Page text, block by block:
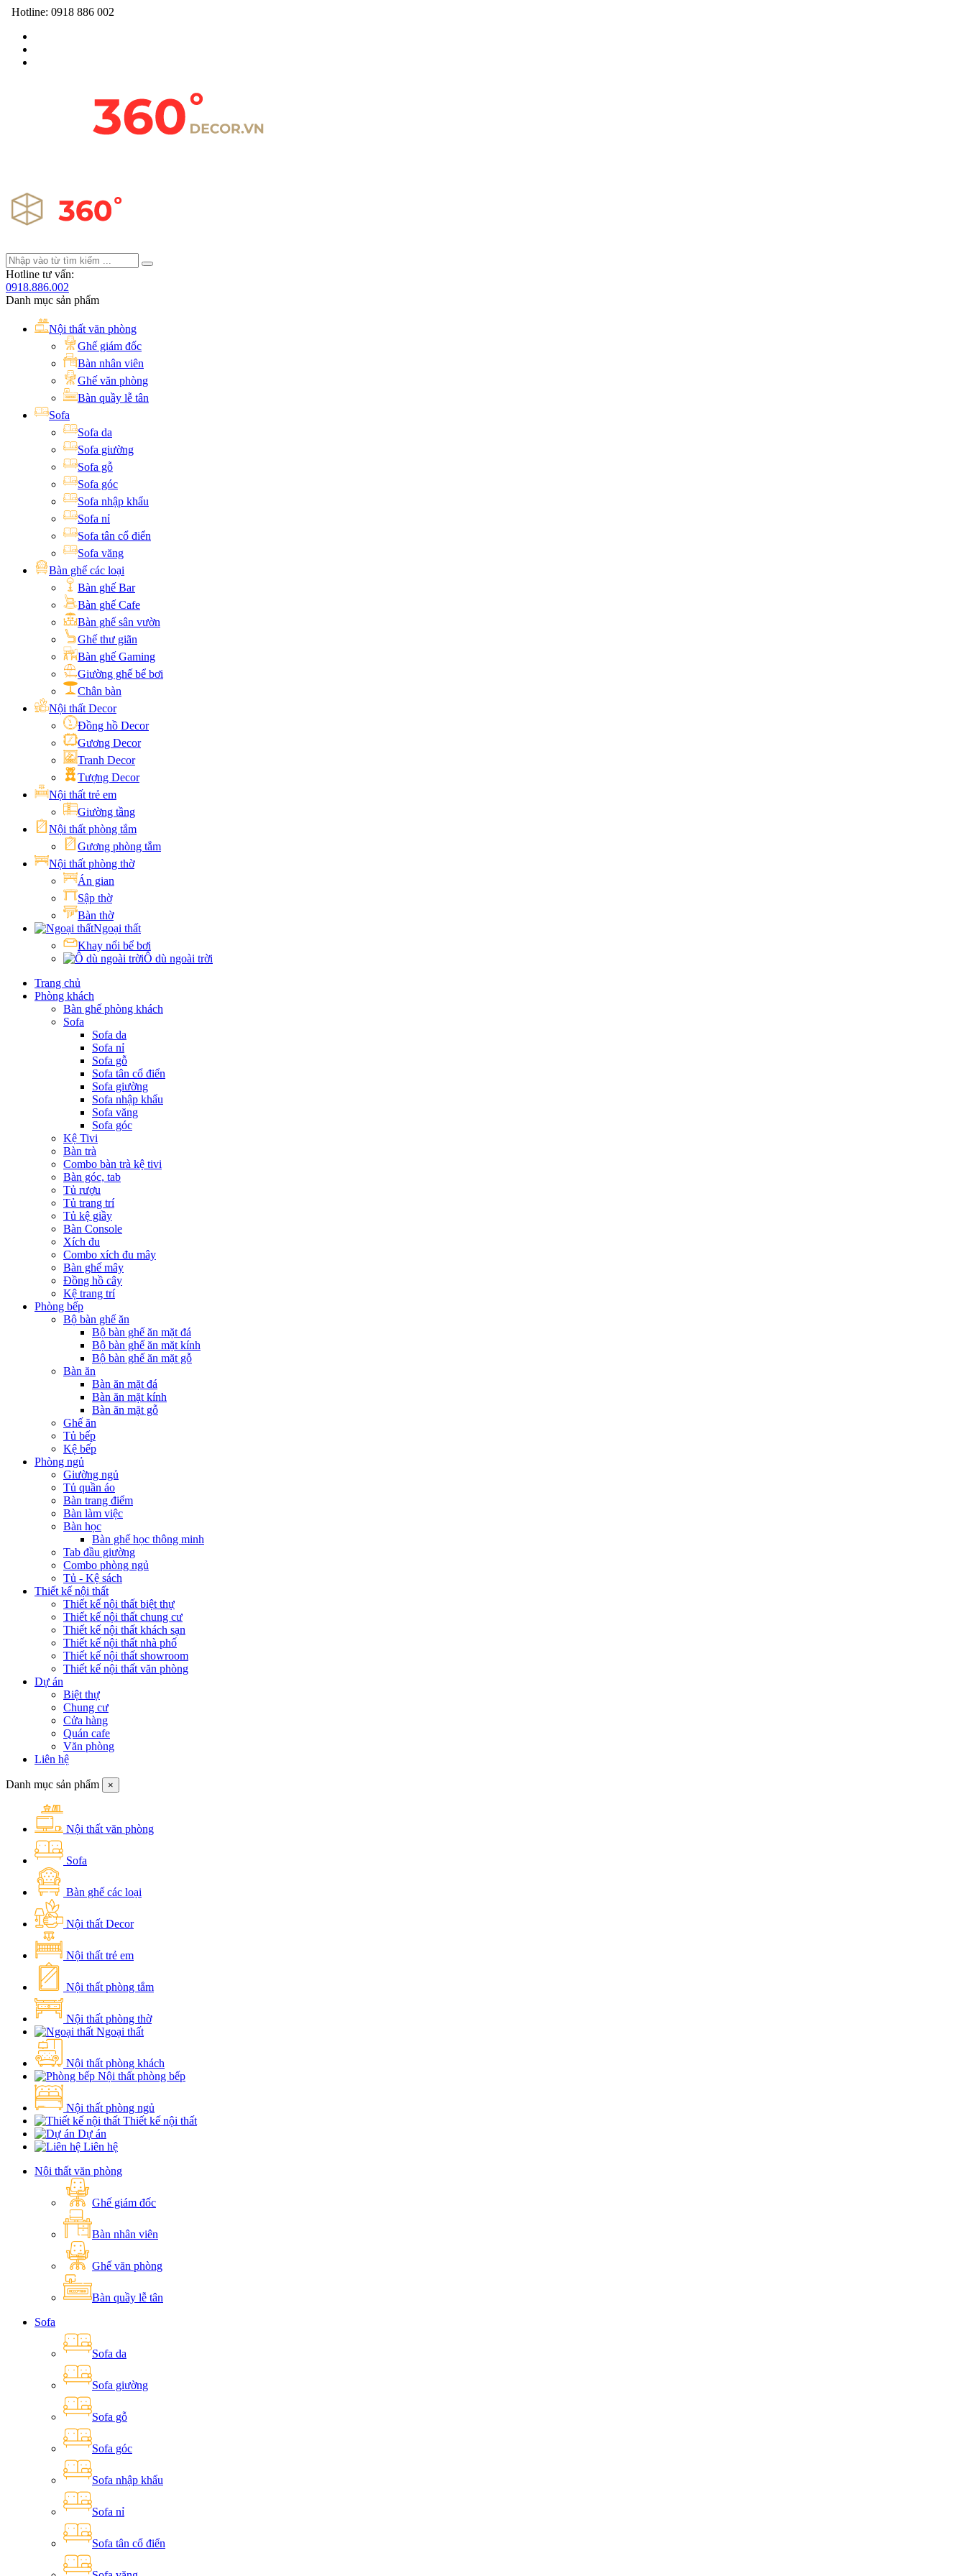
Hotline: 0918 886 002
Hotline tư vấn:
0918.886.002
Danh mục sản phẩm
Nội thất văn phòng
Ghế giám đốc
Bàn nhân viên
Ghế văn phòng
Bàn quầy lễ tân
Sofa
Sofa da
Sofa giường
Sofa gỗ
Sofa góc
Sofa nhập khẩu
Sofa nỉ
Sofa tân cổ điển
Sofa văng
Bàn ghế các loại
Bàn ghế Bar
Bàn ghế Cafe
Bàn ghế sân vườn
Ghế thư giãn
Bàn ghế Gaming
Giường ghế bể bơi
Chân bàn
Nội thất Decor
Đồng hồ Decor
Gương Decor
Tranh Decor
Tượng Decor
Nội thất trẻ em
Giường tầng
Nội thất phòng tắm
Gương phòng tắm
Nội thất phòng thờ
Án gian
Sập thờ
Bàn thờ
Ngoại thất
Khay nổi bể bơi
Ô dù ngoài trời
Trang chủ
Phòng khách
Bàn ghế phòng khách
Sofa
Sofa da
Sofa nỉ
Sofa gỗ
Sofa tân cổ điển
Sofa giường
Sofa nhập khẩu
Sofa văng
Sofa góc
Kệ Tivi
Bàn trà
Combo bàn trà kệ tivi
Bàn góc, tab
Tủ rượu
Tủ trang trí
Tủ kệ giầy
Bàn Console
Xích đu
Combo xích đu mây
Bàn ghế mây
Đồng hồ cây
Kệ trang trí
Phòng bếp
Bộ bàn ghế ăn
Bộ bàn ghế ăn mặt đá
Bộ bàn ghế ăn mặt kính
Bộ bàn ghế ăn mặt gỗ
Bàn ăn
Bàn ăn mặt đá
Bàn ăn mặt kính
Bàn ăn mặt gỗ
Ghế ăn
Tủ bếp
Kệ bếp
Phòng ngủ
Giường ngủ
Tủ quần áo
Bàn trang điểm
Bàn làm việc
Bàn học
Bàn ghế học thông minh
Tab đầu giường
Combo phòng ngủ
Tủ - Kệ sách
Thiết kế nội thất
Thiết kế nội thất biệt thự
Thiết kế nội thất chung cư
Thiết kế nội thất khách sạn
Thiết kế nội thất nhà phố
Thiết kế nội thất showroom
Thiết kế nội thất văn phòng
Dự án
Biệt thự
Chung cư
Cửa hàng
Quán cafe
Văn phòng
Liên hệ
Danh mục sản phẩm ×
Nội thất văn phòng
Sofa
Bàn ghế các loại
Nội thất Decor
Nội thất trẻ em
Nội thất phòng tắm
Nội thất phòng thờ
Ngoại thất
Nội thất phòng khách
Nội thất phòng bếp
Nội thất phòng ngủ
Thiết kế nội thất
Dự án
Liên hệ
Nội thất văn phòng
Ghế giám đốc
Bàn nhân viên
Ghế văn phòng
Bàn quầy lễ tân
Sofa
Sofa da
Sofa giường
Sofa gỗ
Sofa góc
Sofa nhập khẩu
Sofa nỉ
Sofa tân cổ điển